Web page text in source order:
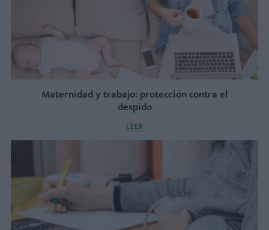
Maternidad y trabajo: protección contra el
despido
LEER